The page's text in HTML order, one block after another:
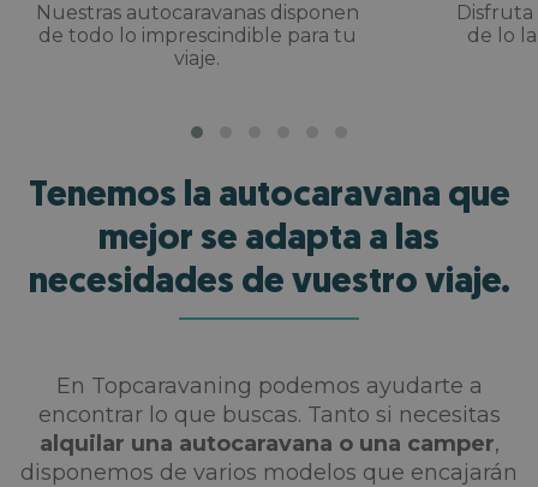
Nuestras autocaravanas disponen
de todo lo imprescindible para tu
viaje.
de lo
Tenemos la autocaravana que
mejor se adapta a las
necesidades de vuestro viaje.
En Topcaravaning podemos ayudarte a
encontrar lo que buscas. Tanto si necesitas
alquilar una autocaravana o una camper,
disponemos de varios modelos que encajarán